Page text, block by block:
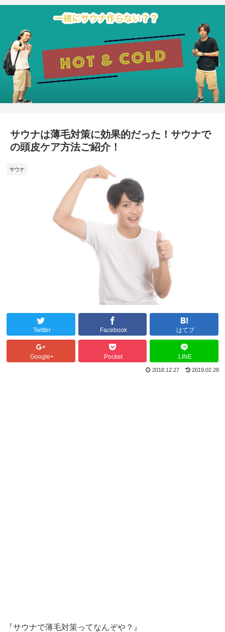
サウナは薄毛対策に効果的だった！サウナで
の頭皮ケア方法ご紹介！
サウナ
Twitter Facebook はてブ
Google+ Pocket LINE
2018.12.27 2019.02.28
『サウナで薄毛対策ってなんぞや？』